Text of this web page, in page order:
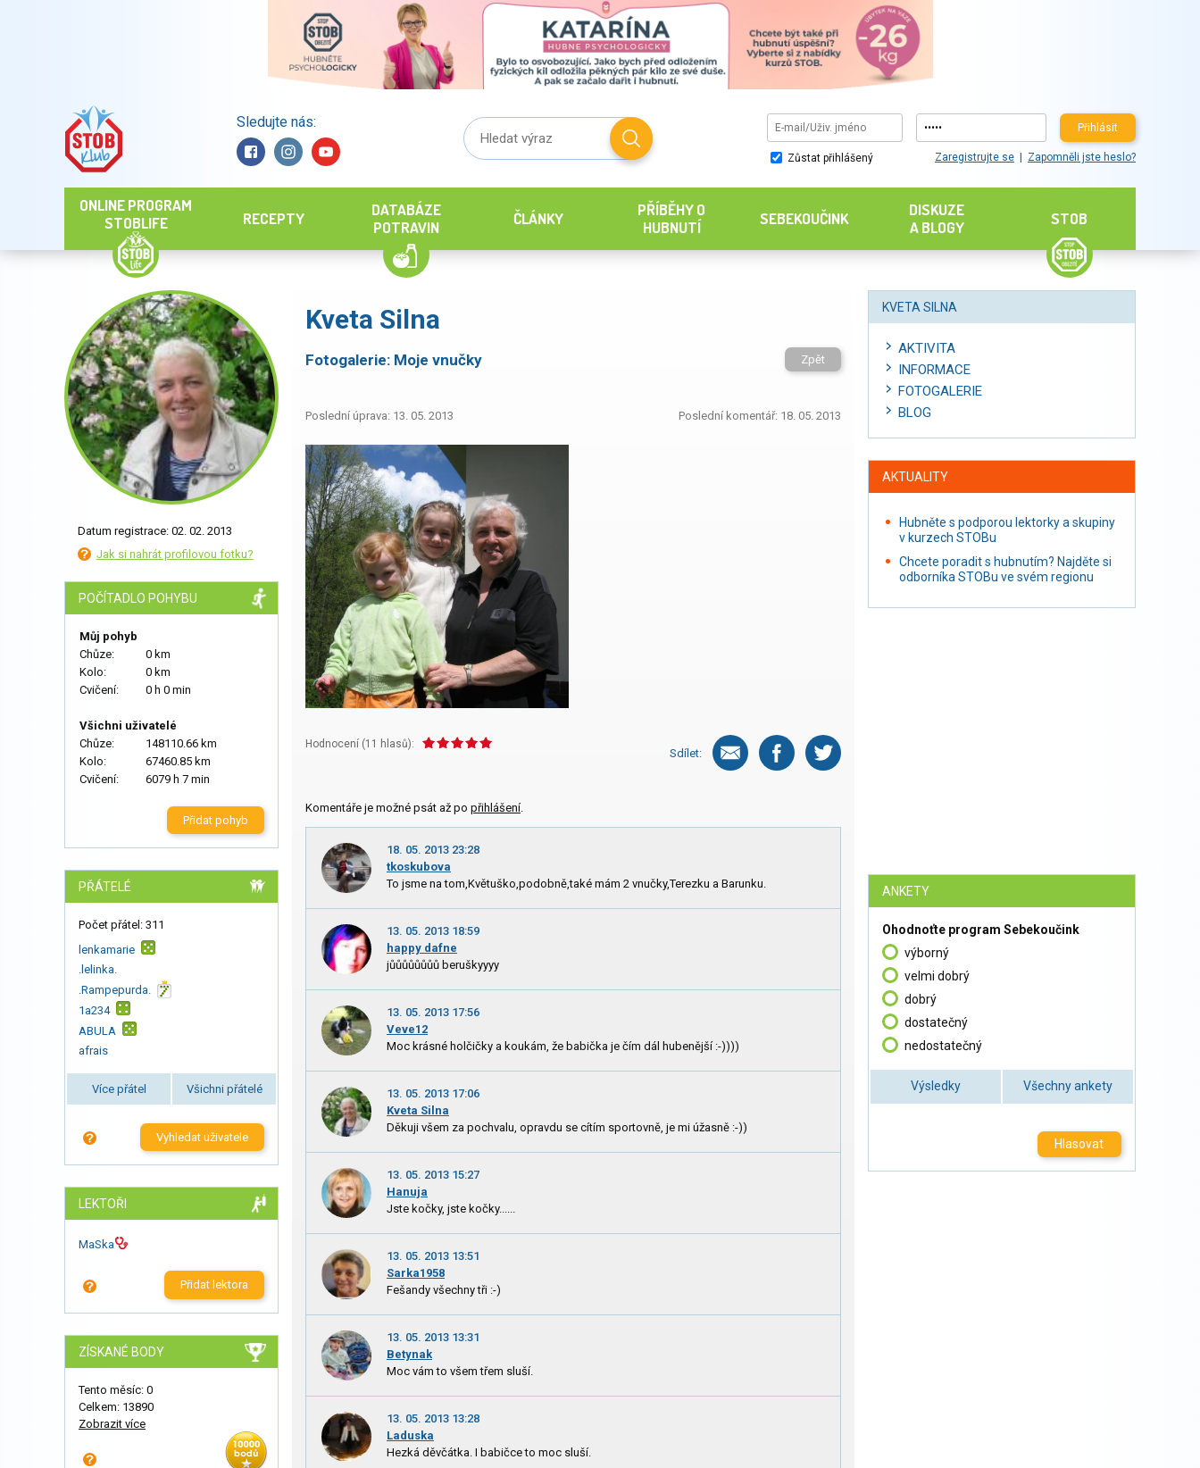
Sledujte nás: Přihlásit
Zůstat přihlášený Zaregistrujte se Zapomněli jste heslo?
ONLINE PROGRAM
STOBLIFE
RECEPTY
DATABÁZE
POTRAVIN
ČLÁNKY
PŘÍBĚHY O
HUBNUTÍ
SEBEKOUČINK
DISKUZE
A BLOGY
STOB
Datum registrace: 02. 02. 2013
Jak si nahrát profilovou fotku?
POČÍTADLO POHYBU
Můj pohyb
Chůze:
0 km
Kolo:
0 km
Cvičení:
0 h 0 min
Všichni uživatelé
Chůze:
148110.66 km
Kolo:
67460.85 km
Cvičení:
6079 h 7 min
Přidat pohyb
PŘÁTELÉ
Počet přátel: 311
lenkamarie
.lelinka.
.Rampepurda.
1a234
ABULA
afrais
Více přátel Všichni přátelé
Vyhledat uživatele
LEKTOŘI
MaSka
Přidat lektora
ZÍSKANÉ BODY
Tento měsíc: 0
Celkem: 13890
Zobrazit více
Kveta Silna
Fotogalerie: Moje vnučky Zpět
Poslední úprava: 13. 05. 2013 Poslední komentář: 18. 05. 2013
Hodnocení (11 hlasů):
Sdílet:
Komentáře je možné psát až po přihlášení.
18. 05. 2013 23:28
tkoskubova
To jsme na tom,Květuško,podobně,také mám 2 vnučky,Terezku a Barunku.
13. 05. 2013 18:59
happy dafne
jůůůůůůůů beruškyyyy
13. 05. 2013 17:56
Veve12
Moc krásné holčičky a koukám, že babička je čím dál hubenější :-))))
13. 05. 2013 17:06
Kveta Silna
Děkuji všem za pochvalu, opravdu se cítím sportovně, je mi úžasně :-))
13. 05. 2013 15:27
Hanuja
Jste kočky, jste kočky......
13. 05. 2013 13:51
Sarka1958
Fešandy všechny tři :-)
13. 05. 2013 13:31
Betynak
Moc vám to všem třem sluší.
13. 05. 2013 13:28
Laduska
Hezká děvčátka. I babičce to moc sluší.
KVETA SILNA
AKTIVITA
INFORMACE
FOTOGALERIE
BLOG
AKTUALITY
Hubněte s podporou lektorky a skupiny
v kurzech STOBu
Chcete poradit s hubnutím? Najděte si
odborníka STOBu ve svém regionu
ANKETY
Ohodnoťte program Sebekoučink
výborný
velmi dobrý
dobrý
dostatečný
nedostatečný
Výsledky Všechny ankety
Hlasovat